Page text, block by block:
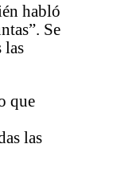
habló
Se
las
que
las